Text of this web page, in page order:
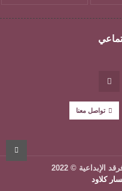
تواصل معنا
الإبداعية © 2022
كلاود